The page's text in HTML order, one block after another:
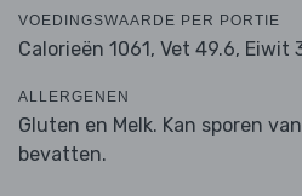
VOEDINGSWAARDE PER PORTIE
Calorieën 1061, Vet 49.6, Eiwit
ALLERGENEN
Gluten en Melk. Kan sporen
bevatten.